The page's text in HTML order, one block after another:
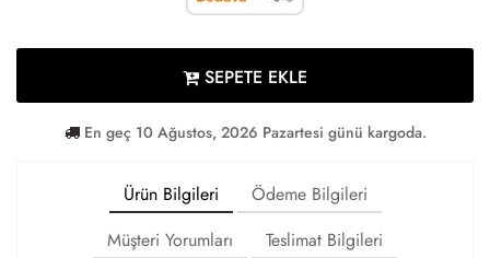
SEPETE EKLE
En geç 10 Ağustos, 2026 Pazartesi günü kargoda.
Ürün Bilgileri
Ödeme Bilgileri
Müşteri Yorumları
Teslimat Bilgileri